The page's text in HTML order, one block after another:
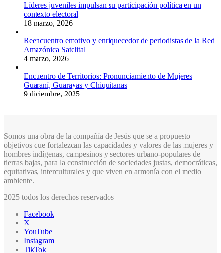
Líderes juveniles impulsan su participación política en un
contexto electoral
18 marzo, 2026
Reencuentro emotivo y enriquecedor de periodistas de la Red
Amazónica Satelital
4 marzo, 2026
Encuentro de Territorios: Pronunciamiento de Mujeres
Guaraní, Guarayas y Chiquitanas
9 diciembre, 2025
Somos una obra de la compañía de Jesús que se a propuesto
objetivos que fortalezcan las capacidades y valores de las mujeres y
hombres indígenas, campesinos y sectores urbano-populares de
tierras bajas, para la construcción de sociedades justas, democráticas,
equitativas, interculturales y que viven en armonía con el medio
ambiente.
2025 todos los derechos reservados
Facebook
X
YouTube
Instagram
TikTok